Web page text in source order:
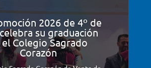
2026 de 4º de
su graduación
el Colegio Sagrado
Corazón